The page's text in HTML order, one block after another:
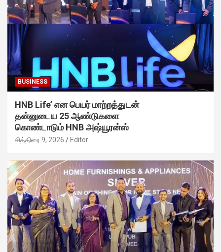
BUSINESS
HNB Life’ என பெயர் மாற்றத்துடன்
தன்னுடைய 25 ஆண்டுகளை
கொண்டாடும் HNB அஷ்யூரன்ஸ்
சித்திரை 9, 2026 Editor